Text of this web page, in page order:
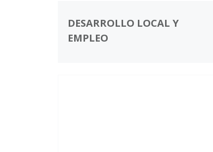
DESARROLLO LOCAL Y
EMPLEO